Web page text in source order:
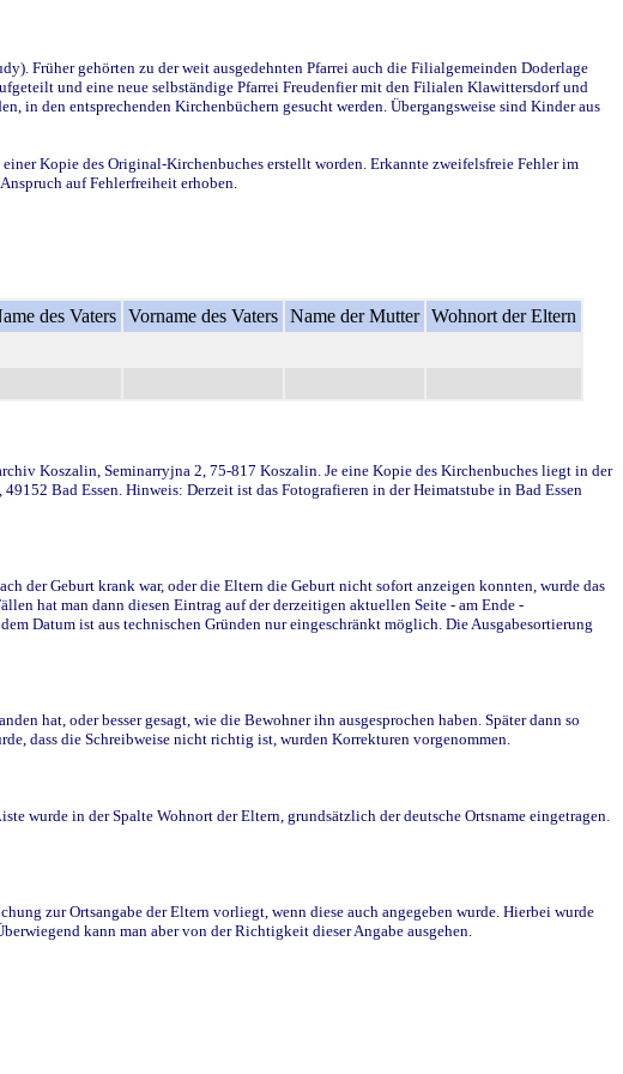
Früher gehörten zu der weit ausgedehnten Pfarrei auch die Filialgemeinden Doderlage
und eine neue selbständige Pfarrei Freudenfier mit den Filialen Klawittersdorf und
den entsprechenden Kirchenbüchern gesucht werden. Übergangsweise sind Kinder aus
Kopie des Original-Kirchenbuches erstellt worden. Erkannte zweifelsfreie Fehler im
auf Fehlerfreiheit erhoben.
des Vaters Vorname des Vaters Name der Mutter Wohnort der Eltern
Koszalin, Seminarryjna 2, 75-817 Koszalin. Je eine Kopie des Kirchenbuches liegt in der
Bad Essen. Hinweis: Derzeit ist das Fotografieren in der Heimatstube in Bad Essen
der Geburt krank war, oder die Eltern die Geburt nicht sofort anzeigen konnten, wurde das
hat man dann diesen Eintrag auf der derzeitigen aktuellen Seite - am Ende -
Datum ist aus technischen Gründen nur eingeschränkt möglich. Die Ausgabesortierung
hat, oder besser gesagt, wie die Bewohner ihn ausgesprochen haben. Später dann so
dass die Schreibweise nicht richtig ist, wurden Korrekturen vorgenommen.
wurde in der Spalte Wohnort der Eltern, grundsätzlich der deutsche Ortsname eingetragen.
zur Ortsangabe der Eltern vorliegt, wenn diese auch angegeben wurde. Hierbei wurde
kann man aber von der Richtigkeit dieser Angabe ausgehen.